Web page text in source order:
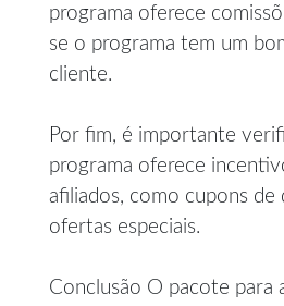
programa oferece
se o programa tem um
cliente.
Por fim, é importante
programa oferece
afiliados, como cupons de
ofertas especiais.
Conclusão O pacote para